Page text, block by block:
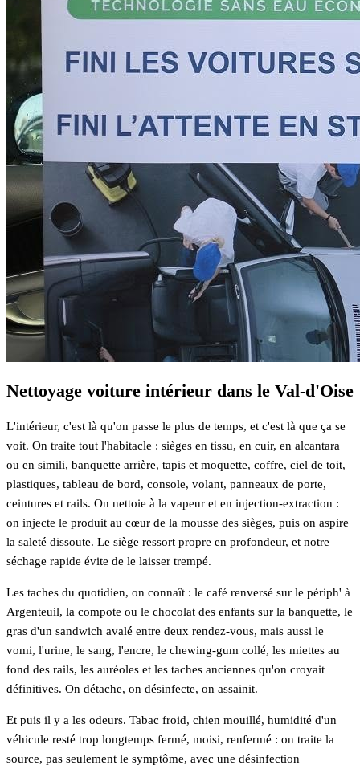
Nettoyage voiture intérieur dans le Val-d'Oise
L'intérieur, c'est là qu'on passe le plus de temps, et c'est là que ça se
voit. On traite tout l'habitacle : sièges en tissu, en cuir, en alcantara
ou en simili, banquette arrière, tapis et moquette, coffre, ciel de toit,
plastiques, tableau de bord, console, volant, panneaux de porte,
ceintures et rails. On nettoie à la vapeur et en injection-extraction :
on injecte le produit au cœur de la mousse des sièges, puis on aspire
la saleté dissoute. Le siège ressort propre en profondeur, et notre
séchage rapide évite de le laisser trempé.
Les taches du quotidien, on connaît : le café renversé sur le périph' à
Argenteuil, la compote ou le chocolat des enfants sur la banquette, le
gras d'un sandwich avalé entre deux rendez-vous, mais aussi le
vomi, l'urine, le sang, l'encre, le chewing-gum collé, les miettes au
fond des rails, les auréoles et les taches anciennes qu'on croyait
définitives. On détache, on désinfecte, on assainit.
Et puis il y a les odeurs. Tabac froid, chien mouillé, humidité d'un
véhicule resté trop longtemps fermé, moisi, renfermé : on traite la
source, pas seulement le symptôme, avec une désinfection